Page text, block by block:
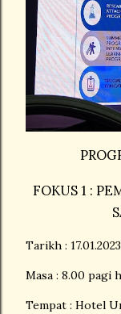
FOKUS 1 :
Tarikh :
Masa : 8.00 pagi
Tempat : Hotel